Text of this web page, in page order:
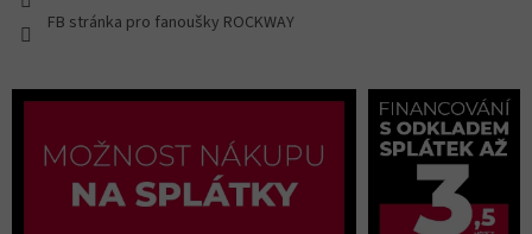
FB stránka pro fanoušky ROCKWAY